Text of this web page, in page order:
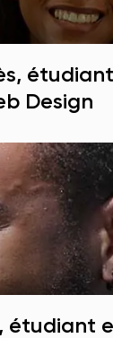
Design
étudiant